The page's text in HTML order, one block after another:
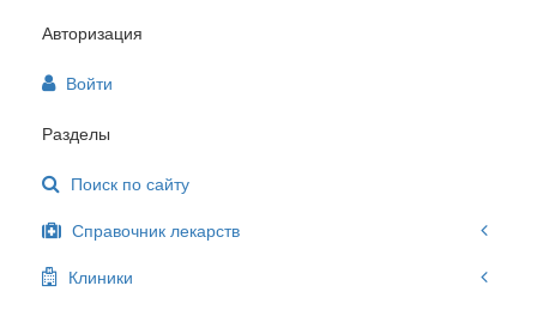
Авторизация
Войти
Разделы
Поиск по сайту
Справочник лекарств
Клиники